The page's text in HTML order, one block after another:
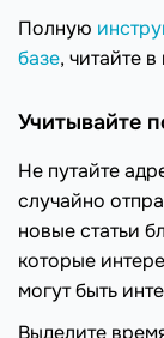
Полную
базе, читайте
Учитывайте
Не путайте
случайно
новые статьи
которые
могут быть
Выделите